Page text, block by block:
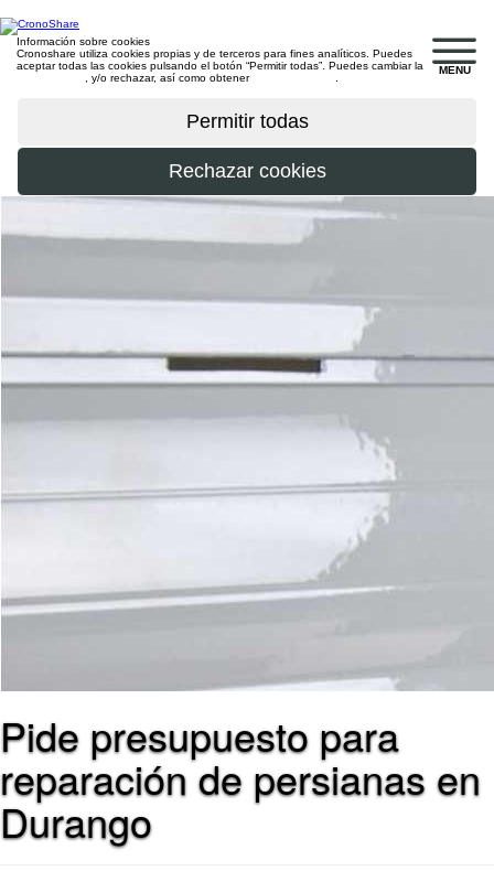
MENU
Información sobre cookies
Cronoshare utiliza cookies propias y de terceros para fines analíticos. Puedes
aceptar todas las cookies pulsando el botón “Permitir todas”. Puedes cambiar la
, y/o rechazar, así como obtener
Pide presupuesto para
reparación de persianas en
Durango